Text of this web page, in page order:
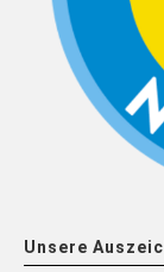
Unsere